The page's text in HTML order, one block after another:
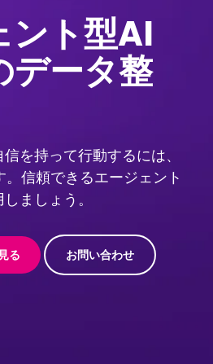
ント型AI
データ整
を持って行動するには、
信頼できるエージェント
ましょう。
る お問い合わせ